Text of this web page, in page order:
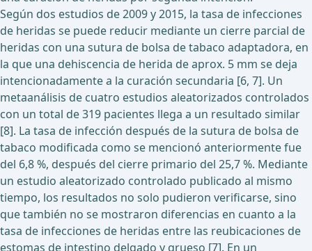
Según dos estudios de 2009 y 2015, la tasa de infecciones
de heridas se puede reducir mediante un cierre parcial de
heridas con una sutura de bolsa de tabaco adaptadora, en
la que una dehiscencia de herida de aprox. 5 mm se deja
intencionadamente a la curación secundaria [6, 7]. Un
metaanálisis de cuatro estudios aleatorizados controlados
con un total de 319 pacientes llega a un resultado similar
[8]. La tasa de infección después de la sutura de bolsa de
tabaco modificada como se mencionó anteriormente fue
del 6,8 %, después del cierre primario del 25,7 %. Mediante
un estudio aleatorizado controlado publicado al mismo
tiempo, los resultados no solo pudieron verificarse, sino
que también no se mostraron diferencias en cuanto a la
tasa de infecciones de heridas entre las reubicaciones de
estomas de intestino delgado y grueso [7]. En un